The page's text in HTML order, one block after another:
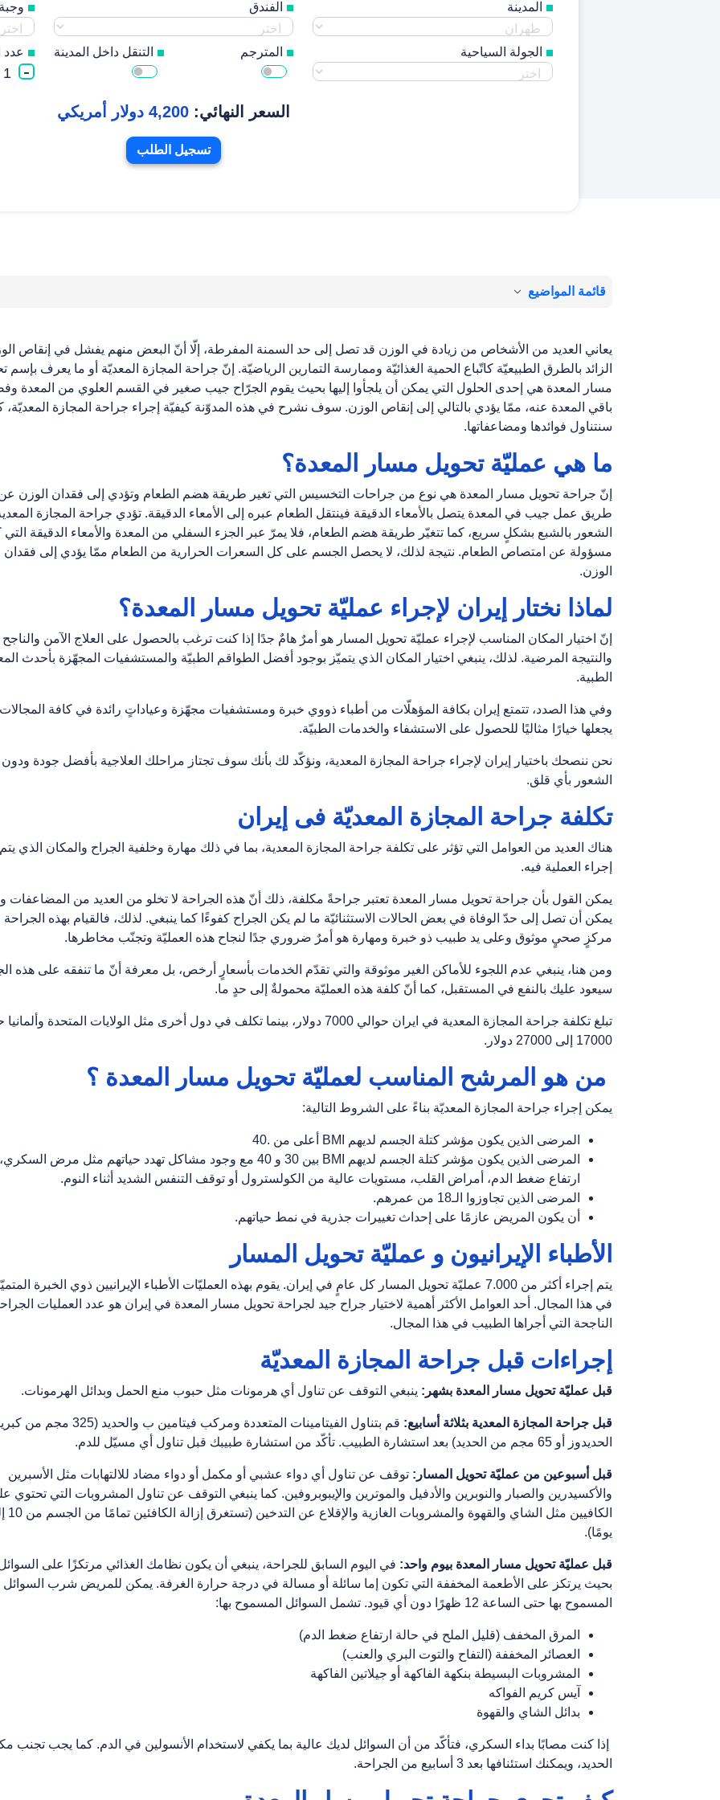
المدينة الفندق
الجولة السیاحية المترجم التنقل داخل المدينة عدد
-
1
السعر النهائي: 4,200 دولار أمريکي
تسجیل الطلب
قائمة المواضيع
يعاني العديد من الأشخاص من زيادة في الوزن قد تصل إلى حد السمنة المفرطة، إلّا أنّ البعض منهم يفشل في إنقاص
الزائد بالطرق الطبيعيّة كاتّباع الحمية الغذائيّة وممارسة التمارين الرياضيّة. إنّ جراحة المجازة المعديّة أو ما يعرف بإسم
مسار المعدة هي إحدى الحلول التي يمكن أن يلجأوا إليها بحيث يقوم الجرّاح جيب صغير في القسم العلوي من المعدة
باقي المعدة عنه، ممّا يؤدي بالتالي إلى إنقاص الوزن. سوف نشرح في هذه المدوّنة كيفيّة إجراء جراحة المجازة المعديّة،
سنتناول فوائدها ومضاعفاتها.
ما هي عمليّة تحویل مسار المعدة؟
إنّ جراحة تحويل مسار المعدة هي نوع من جراحات التخسيس التي تغير طريقة هضم الطعام وتؤدي إلى فقدان الوزن
طريق عمل جيب في المعدة يتصل بالأمعاء الدقيقة فينتقل الطعام عبره إلى الأمعاء الدقيقة. تؤدي جراحة المجازة
الشعور بالشبع بشكلٍ سريع، كما تتغيّر طريقة هضم الطعام، فلا يمرّ عبر الجزء السفلي من المعدة والأمعاء الدقيقة التي
مسؤولة عن امتصاص الطعام. نتيجة لذلك، لا يحصل الجسم على كل السعرات الحرارية من الطعام ممّا يؤدي إلى فقدان
الوزن.
لماذا نختار إیران لإجراء عمليّة تحویل مسار المعدة؟
إنّ اختيار المكان المناسب لإجراء عمليّة تحويل المسار هو أمرٌ هامٌ جدًا إذا كنت ترغب بالحصول على العلاج الآمن والناجح
والنتيجة المرضية. لذلك، ينبغي اختيار المكان الذي يتميّز بوجود أفضل الطواقم الطبيّة والمستشفيات المجهّزة بأحدث
الطبية.
وفي هذا الصدد، تتمتع إيران بكافة المؤهلّات من أطباء ذووي خبرة ومستشفيات مجهّزة وعياداتٍ رائدة في كافة
يجعلها خيارًا مثاليًا للحصول على الاستشفاء والخدمات الطبيّة.
نحن ننصحك باختيار إيران لإجراء جراحة المجازة المعدیة، ونؤكّد لك بأنك سوف تجتاز مراحلك العلاجية بأفضل جودة ودون
الشعور بأي قلق.
تکلفة جراحة المجازة المعديّة فی إیران
هناك العديد من العوامل التي تؤثر على تكلفة جراحة المجازة المعدية، بما في ذلك مهارة وخلفية الجراح والمكان الذي يتم
إجراء العملية فيه.
يمكن القول بأن جراحة تحويل مسار المعدة تعتبر جراحةً مكلفة، ذلك أنّ هذه الجراحة لا تخلو من العديد من المضاعفات
يمكن أن تصل إلى حدّ الوفاة في بعض الحالات الاستثنائيّة ما لم يكن الجراح كفوءًا كما ينبغي. لذلك، فالقيام بهذه
مركزٍ صحيٍ موثوق وعلى يد طبيب ذو خبرة ومهارة هو أمرٌ ضروري جدًا لنجاح هذه العمليّة وتجنّب مخاطرها.
ومن هنا، ينبغي عدم اللجوء للأماكن الغير موثوقة والتي تقدّم الخدمات بأسعارٍ أرخص، بل معرفة أنّ ما تنفقه على هذه
سيعود عليك بالنفع في المستقبل، كما أنّ كلفة هذه العمليّة محمولةٌ إلى حدٍ ما.
تبلغ تكلفة جراحة المجازة المعدية في ايران حوالي 7000 دولار، بينما تكلف في دول أخرى مثل الولايات المتحدة
17000 إلى 27000 دولار.
من هو المرشح المناسب لعمليّة تحويل مسار المعدة ؟
يمكن إجراء جراحة المجازة المعديّة بناءً على الشروط التالية:
المرضى الذين يكون مؤشر كتلة الجسم لديهم BMI أعلى من .40
المرضى الذين يكون مؤشر كتلة الجسم لديهم BMI بين 30 و 40 مع وجود مشاكل تهدد حياتهم مثل مرض السكري،
ارتفاع ضغط الدم، أمراض القلب، مستويات عالية من الكولسترول أو توقف التنفس الشديد أثناء النوم.
المرضى الذين تجاوزوا الـ18 من عمرهم.
أن يكون المريض عازمًا على إحداث تغييرات جذرية في نمط حياتهم.
الأطباء الإیرانیون و عمليّة تحويل المسار
يتم إجراء أكثر من 7.000 عمليّة تحويل المسار كل عامٍ في إيران. يقوم بهذه العمليّات الأطباء الإيرانيين ذوي الخبرة
في هذا المجال. أحد العوامل الأكثر أهمية لاختيار جراح جيد لجراحة تحويل مسار المعدة في إيران هو عدد العمليات
الناجحة التي أجراها الطبيب في هذا المجال.
إجراءات قبل جراحة المجازة المعديّة
قبل عمليّة تحويل مسار المعدة بشهر: ينبغي التوقف عن تناول أي هرمونات مثل حبوب منع الحمل وبدائل الهرمونات.
قبل جراحة المجازة المعدیة بثلاثة أسابيع:
قم بتناول الفيتامينات المتعددة ومركب فيتامين ب والحديد
الحديدوز أو 65 مجم من الحديد) بعد استشارة الطبيب. تأكّد من استشارة طبيبك قبل تناول أي مسيّل للدم.
قبل أسبوعين من عمليّة تحويل المسار: توقف عن تناول أي دواء عشبي أو مكمل أو دواء مضاد للالتهابات مثل الأسبرين
والأكسيدرين والصبار والنوبرين والأدفيل والموترين والإيبوبروفين. كما ينبغي التوقف عن تناول المشروبات التي تحتوي
يومًا).
قبل عمليّة تحويل مسار المعدة بيوم واحد: في اليوم السابق للجراحة، ينبغي أن يكون نظامك الغذائي مرتكزًا على
بحيث يرتكز على الأطعمة المخففة التي تكون إما سائلة أو مسالة في درجة حرارة الغرفة. يمكن للمريض شرب السوائل
المسموح بها حتى الساعة 12 ظهرًا دون أي قيود. تشمل السوائل المسموح بها:
المرق المخفف (قليل الملح في حالة ارتفاع ضغط الدم)
العصائر المخففة (التفاح والتوت البري والعنب)
المشروبات البسيطة بنكهة الفاكهة أو جيلاتين الفاكهة
آيس كريم الفواكه
بدائل الشاي والقهوة
إذا كنت مصابًا بداء السكري، فتأكّد من أن السوائل لديك عالية بما يكفي لاستخدام الأنسولين في الدم. كما یجب تجنب
الحديد، ويمكنك استئنافها بعد 3 أسابيع من الجراحة.